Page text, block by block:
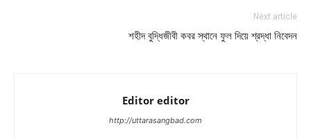
Next article
শহীদ বুদ্ধিজীবী কবর স্থানে ফুল দিয়ে শ্রদ্ধা নিবেদন
Editor editor
http://uttarasangbad.com